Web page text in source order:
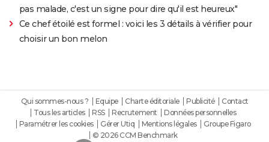
pas malade, c'est un signe pour dire qu'il est heureux"
Ce chef étoilé est formel : voici les 3 détails à vérifier pour
choisir un bon melon
Qui sommes-nous ? Equipe Charte éditoriale Publicité
Contact
Tous les articles
RSS Recrutement
Données personnelles
Paramétrer les cookies
Gérer Utiq Mentions légales
Groupe Figaro
© 2026 CCM Benchmark